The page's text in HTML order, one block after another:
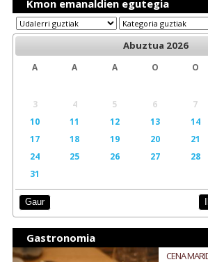
Kmon emanaldien egutegia
Abuztua 2026
A A A O O
3
4 5 6 7
10
11 12 13 14
17
18 19 20 21
24
25 26 27 28
31
Gaur
Gastronomia
CENA